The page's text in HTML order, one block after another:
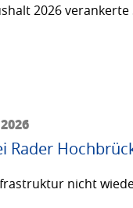
2026
Rader
nicht